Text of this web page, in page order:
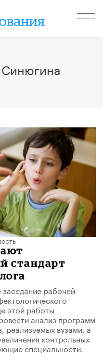
Синюгина
стандарт
рабочей
этой работы
анализ программ
реализуемых вузами, а
контрольных
специальности.